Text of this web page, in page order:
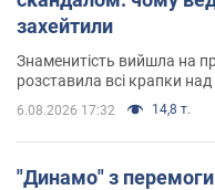
захейтили
Знаменитість вийшла на
розставила всі крапки над
6.08.2026 17:32 14,8 т.
"Динамо" з перемоги